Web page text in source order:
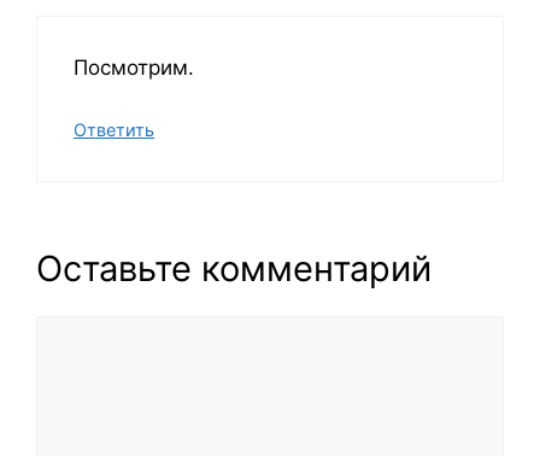
Посмотрим.
Ответить
Оставьте комментарий